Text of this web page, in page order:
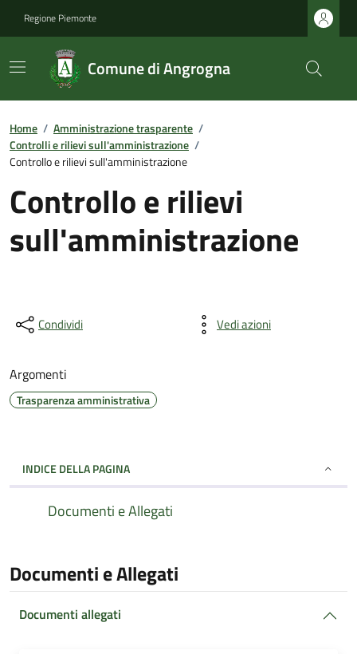
Regione Piemonte
Comune di Angrogna
Home / Amministrazione trasparente /
Controlli e rilievi sull'amministrazione /
Controllo e rilievi sull'amministrazione
Controllo e rilievi
sull'amministrazione
Condividi Vedi azioni
Argomenti
Trasparenza amministrativa
INDICE DELLA PAGINA
Documenti e Allegati
Documenti e Allegati
Documenti allegati